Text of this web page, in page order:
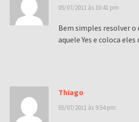
05/07/2011 às 10:41 pm
Bem simples resolver o
aquele Yes e coloca eles
Thiago
05/07/2011 às 9:54 pm